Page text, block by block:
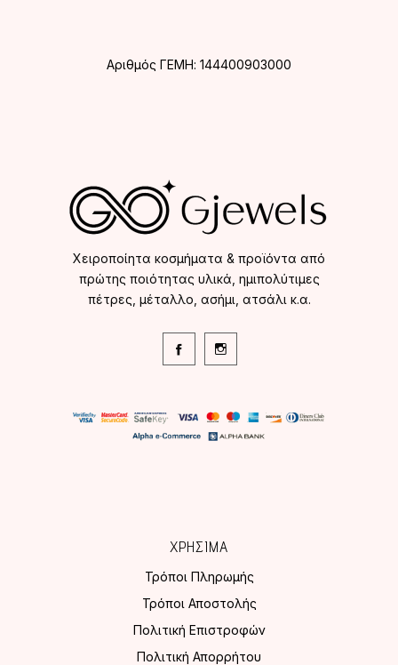
Αριθμός ΓΕΜΗ: 144400903000
Χειροποίητα κοσμήματα & προϊόντα από
πρώτης ποιότητας υλικά, ημιπολύτιμες
πέτρες, μέταλλο, ασήμι, ατσάλι κ.α.
ΧΡΗΣΙΜΑ
Τρόποι Πληρωμής
Τρόποι Αποστολής
Πολιτική Επιστροφών
Πολιτική Απορρήτου